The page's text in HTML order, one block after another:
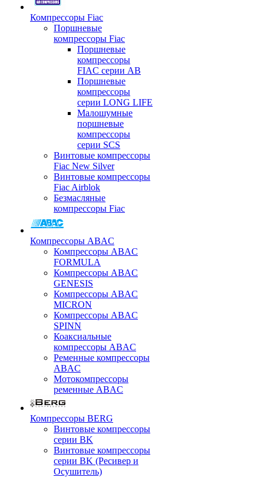
Компрессоры Fiac
Поршневые
компрессоры Fiac
Поршневые
компрессоры
FIAC серии AB
Поршневые
компрессоры
серии LONG LIFE
Малошумные
поршневые
компрессоры
серии SCS
Винтовые компрессоры
Fiac New Silver
Винтовые компрессоры
Fiac Airblok
Безмасляные
компрессоры Fiac
Компрессоры ABAC
Компрессоры ABAC
FORMULA
Компрессоры ABAC
GENESIS
Компрессоры ABAC
MICRON
Компрессоры ABAC
SPINN
Коаксиальные
компрессоры ABAC
Ременные компрессоры
ABAC
Мотокомпрессоры
ременные ABAC
Компрессоры BERG
Винтовые компрессоры
серии BK
Винтовые компрессоры
серии BK (Ресивер и
Осушитель)